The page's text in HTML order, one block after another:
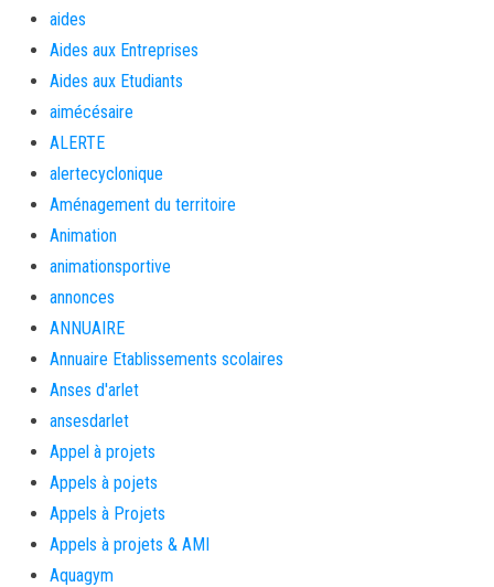
aides
Aides aux Entreprises
Aides aux Etudiants
aimécésaire
ALERTE
alertecyclonique
Aménagement du territoire
Animation
animationsportive
annonces
ANNUAIRE
Annuaire Etablissements scolaires
Anses d'arlet
ansesdarlet
Appel à projets
Appels à pojets
Appels à Projets
Appels à projets & AMI
Aquagym